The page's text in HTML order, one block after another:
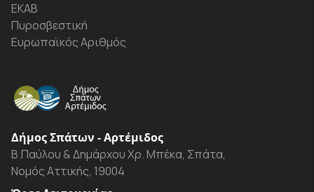
ΕΚΑΒ
Πυροσβεστική
Ευρωπαϊκός Αριθμός
Δήμος Σπάτων - Αρτέμιδος
Β.Παύλου & Δημάρχου Χρ. Μπέκα, Σπάτα,
Νομός Αττικής, 19004